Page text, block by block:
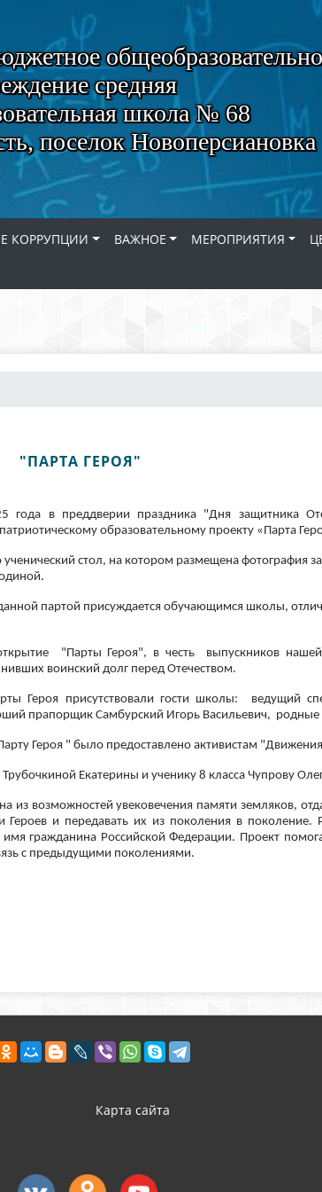
средняя
школа № 68
поселок Новоперсиановка
КОРРУПЦИИ ВАЖНОЕ МЕРОПРИЯТИЯ
"ПАРТА ГЕРОЯ"
года в преддверии праздника "Дня
образовательному проекту «Парта
ученический стол, на котором размещена фотография
партой присуждается обучающимся школы,
"Парты Героя", в честь выпускников
воинский долг перед Отечеством.
Героя присутствовали гости школы: ведущий
прапорщик Самбурский Игорь Васильевич, родные
Героя " было предоставлено активистам
Трубочкиной Екатерины и ученику 8 класса Чупрову
из возможностей увековечения памяти земляков,
Героев и передавать их из поколения в
имя гражданина Российской Федерации. Проект
с предыдущими поколениями.
Карта сайта